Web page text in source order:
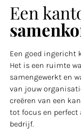
Een
Een goed ingericht
Het is een ruimte
samengewerkt en
van jouw
creëren van een
tot focus en
bedrijf.